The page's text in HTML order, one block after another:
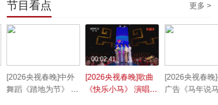
版）
节目看点 更多 >
[2026央视春晚]中外
舞蹈《踏地为节》 表
[2026央视春晚]歌曲
《快乐小马》 演唱：
00:02:41
[2026央视春晚
广告《马年说